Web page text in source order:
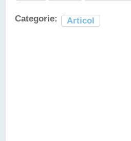
Categorie: Articol